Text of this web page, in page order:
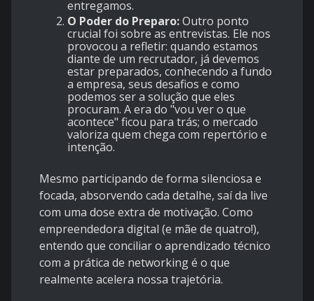
entregamos.
O Poder do Preparo:Outro ponto
crucial foi sobre as entrevistas. Ele nos
provocou a refletir: quando estamos
diante de um recrutador, já devemos
estar preparados, conhecendo a fundo
a empresa, seus desafios e como
podemos ser a solução que eles
procuram. A era do "vou ver o que
acontece" ficou para trás; o mercado
valoriza quem chega com repertório e
intenção.
​Mesmo participando de forma silenciosa e
focada, absorvendo cada detalhe, saí da live
com uma dose extra de motivação. Como
empreendedora digital (e mãe de quatro!),
entendo que conciliar o aprendizado técnico
com a prática de networking é o que
realmente acelera nossa trajetória.